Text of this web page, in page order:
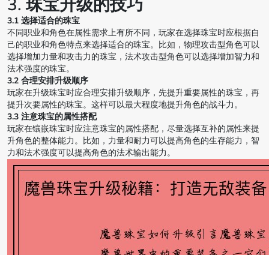
3. 珠宝升级的技巧
3.1 选择适合的珠宝
不同职业和角色在属性需求上有所不同，玩家在选择珠宝时应根据自
己的职业和角色特点来选择适合的珠宝。比如，物理攻击型角色可以
选择增加力量和攻击力的珠宝，法术攻击型角色可以选择增加智力和
法术强度的珠宝。
3.2 合理安排升级顺序
玩家在升级珠宝时应合理安排升级顺序，先提升重要属性的珠宝，再
提升次要属性的珠宝。这样可以最大程度地提升角色的战斗力。
3.3 注意珠宝的属性搭配
玩家在镶嵌珠宝时应注意珠宝的属性搭配，尽量选择互补的属性来提
升角色的整体能力。比如，力量和耐力可以提高角色的生存能力，智
力和法术强度可以提高角色的法术输出能力。